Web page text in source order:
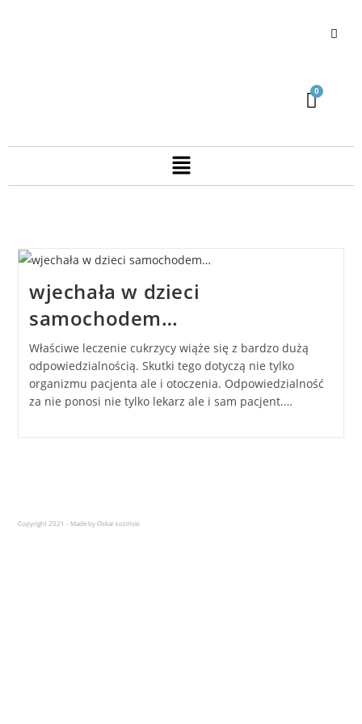
wjechała w dzieci
samochodem…
Właściwe leczenie cukrzycy wiąże się z bardzo dużą
odpowiedzialnością. Skutki tego dotyczą nie tylko
organizmu pacjenta ale i otoczenia. Odpowiedzialność
za nie ponosi nie tylko lekarz ale i sam pacjent.…
Copyright 2021 - Made by Oskar Łoziński